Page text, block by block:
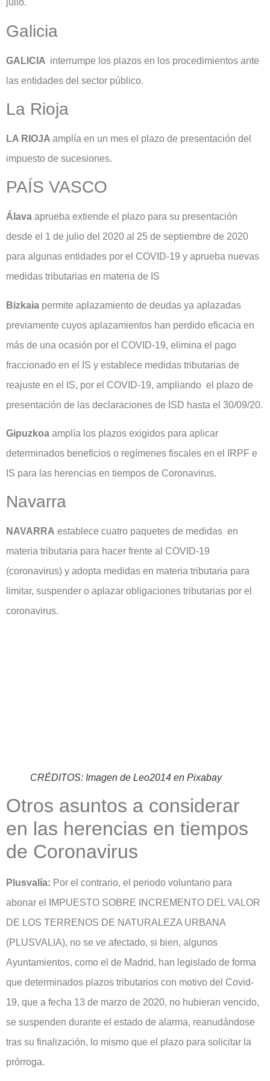
julio.
Galicia
GALICIA interrumpe los plazos en los procedimientos ante
las entidades del sector público.
La Rioja
LA RIOJA amplía en un mes el plazo de presentación del
impuesto de sucesiones.
PAÍS VASCO
Álava aprueba extiende el plazo para su presentación
desde el 1 de julio del 2020 al 25 de septiembre de 2020
para algunas entidades por el COVID-19 y aprueba nuevas
medidas tributarias en materia de IS
Bizkaia permite aplazamiento de deudas ya aplazadas
previamente cuyos aplazamientos han perdido eficacia en
más de una ocasión por el COVID-19, elimina el pago
fraccionado en el IS y establece medidas tributarias de
reajuste en el IS, por el COVID-19, ampliando el plazo de
presentación de las declaraciones de ISD hasta el 30/09/20.
Gipuzkoa amplía los plazos exigidos para aplicar
determinados beneficios o regímenes fiscales en el IRPF e
IS para las herencias en tiempos de Coronavirus.
Navarra
NAVARRA establece cuatro paquetes de medidas en
materia tributaria para hacer frente al COVID-19
(coronavirus) y adopta medidas en materia tributaria para
limitar, suspender o aplazar obligaciones tributarias por el
coronavirus.
CRÉDITOS: Imagen de Leo2014 en Pixabay
Otros asuntos a considerar
en las herencias en tiempos
de Coronavirus
Plusvalía: Por el contrario, el periodo voluntario para
abonar el IMPUESTO SOBRE INCREMENTO DEL VALOR
DE LOS TERRENOS DE NATURALEZA URBANA
(PLUSVALIA), no se ve afectado, si bien, algunos
Ayuntamientos, como el de Madrid, han legislado de forma
que determinados plazos tributarios con motivo del Covid-
19, que a fecha 13 de marzo de 2020, no hubieran vencido,
se suspenden durante el estado de alarma, reanudándose
tras su finalización, lo mismo que el plazo para solicitar la
prórroga.